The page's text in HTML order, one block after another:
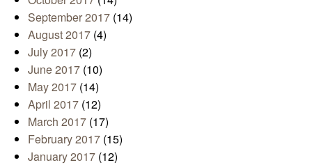
September 2017 (14)
August 2017 (4)
July 2017 (2)
June 2017 (10)
May 2017 (14)
April 2017 (12)
March 2017 (17)
February 2017 (15)
January 2017 (12)